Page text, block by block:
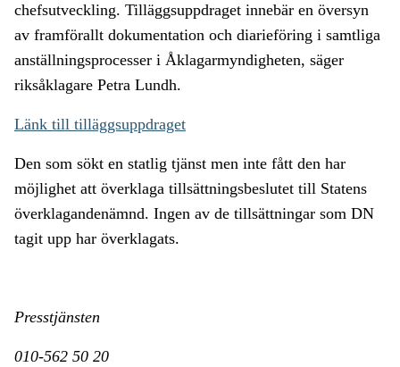
chefsutveckling. Tilläggsuppdraget innebär en översyn
av framförallt dokumentation och diarieföring i samtliga
anställningsprocesser i Åklagarmyndigheten, säger
riksåklagare Petra Lundh.
Länk till tilläggsuppdraget
Den som sökt en statlig tjänst men inte fått den har
möjlighet att överklaga tillsättningsbeslutet till Statens
överklagandenämnd. Ingen av de tillsättningar som DN
tagit upp har överklagats.
Presstjänsten
010-562 50 20